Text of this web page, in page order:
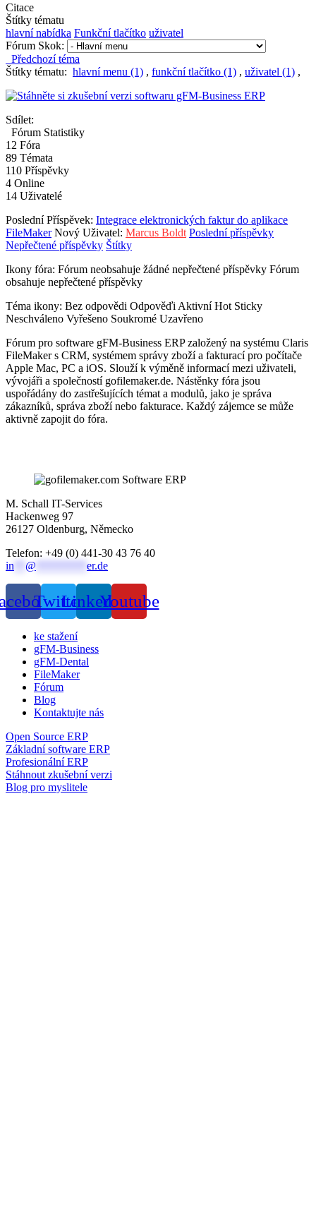
Citace
Štítky tématu
hlavní nabídka Funkční tlačítko uživatel
Fórum Skok:
Předchozí téma
Štítky tématu: hlavní menu (1) , funkční tlačítko (1) , uživatel (1) ,
Sdílet:
Fórum Statistiky
12 Fóra
89 Témata
110 Příspěvky
4 Online
14 Uživatelé
Poslední Příspěvek: Integrace elektronických faktur do aplikace
FileMaker Nový Uživatel: Marcus Boldt Poslední příspěvky
Nepřečtené příspěvky Štítky
Ikony fóra: Fórum neobsahuje žádné nepřečtené příspěvky Fórum
obsahuje nepřečtené příspěvky
Téma ikony: Bez odpovědi Odpověďi Aktivní Hot Sticky
Neschváleno Vyřešeno Soukromé Uzavřeno
Fórum pro software gFM-Business ERP založený na systému Claris
FileMaker s CRM, systémem správy zboží a fakturací pro počítače
Apple Mac, PC a iOS. Slouží k výměně informací mezi uživateli,
vývojáři a společností gofilemaker.de. Nástěnky fóra jsou
uspořádány do zastřešujících témat a modulů, jako je správa
zákazníků, správa zboží nebo fakturace. Každý zájemce se může
aktivně zapojit do fóra.
M. Schall IT-Services
Hackenweg 97
26127 Oldenburg, Německo
Telefon: +49 (0) 441-30 43 76 40
in
@ er.de
TwitterLinkedinYoutube
ke stažení
gFM-Business
gFM-Dental
FileMaker
Fórum
Blog
Kontaktujte nás
Open Source ERP
Základní software ERP
Profesionální ERP
Stáhnout zkušební verzi
Blog pro myslitele